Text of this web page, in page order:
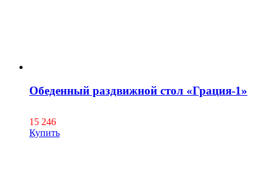
Обеденный раздвижной стол «Грация-1»
15 246
Купить